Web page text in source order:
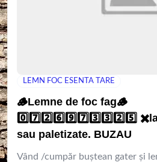
LEMN FOC ESENTA TARE
🪵Lemne de foc fag🪵
0️⃣7️⃣2️⃣6️⃣9️⃣7️⃣3️⃣3️⃣2️⃣5️⃣
sau paletizate. BUZAU
Vând /cumpăr buștean gater și